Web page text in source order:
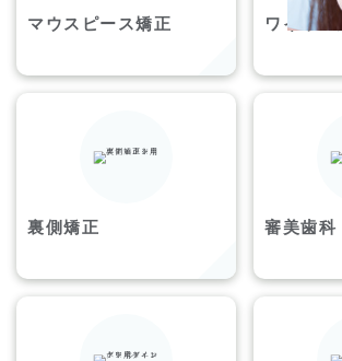
マウスピース矯正 ワイヤー
裏側矯正 審美歯科